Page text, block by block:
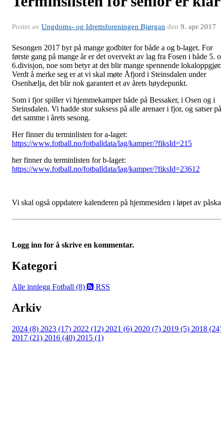
Postet av Ungdoms- og Idrettsforeningen Bjørgan den 9. apr 2017
Sesongen 2017 byr på mange godbiter for både a og b-laget. For
første gang på mange år er det overvekt av lag fra Fosen i både 5.
6.divisjon, noe som betyr at det blir mange spennende
Verdt å merke seg er at vi skal møte Åfjord i Steinsdalen under
Osenhælja, det blir nok garantert et av årets høydepunkt.
Som i fjor spiller vi hjemmekamper både på Bessaker, i Osen og i
Steinsdalen. Vi hadde stor suksess på alle arenaer i fjor, og satser på
det samme i årets sesong.
Her finner du terminlisten for a-laget:
https://www.fotball.no/fotballdata/lag/kamper/?fiksId=215
her finner du terminlisten for b-laget:
https://www.fotball.no/fotballdata/lag/kamper/?fiksId=23612
Vi skal også oppdatere kalenderen på hjemmesiden i løpet av
Logg inn for å skrive en kommentar.
Kategori
Alle innlegg Fotball (8) RSS
Arkiv
2024 (8) 2023 (17) 2022 (12) 2021 (6) 2020 (7) 2019 (5) 2018
2017 (21) 2016 (40) 2015 (1)